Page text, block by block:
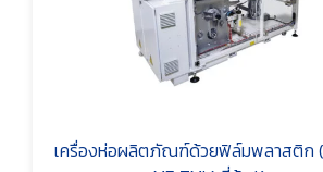
เครื่องห่อผลิตภัณฑ์ด้วยฟิล์มพลาสติก